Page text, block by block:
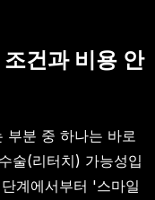
건과 비용 안
부분 중 하나는 바로
술(리터치) 가능성입
계에서부터 '스마일